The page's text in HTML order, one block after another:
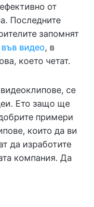
от
Последните
запомнят
във видео, в
което четат.
се
Ето защо ще
примери
които да ви
да изработите
компания. Да